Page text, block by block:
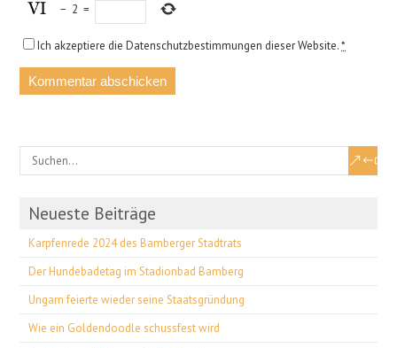
− 2 =
Ich akzeptiere die Datenschutzbestimmungen dieser Website.*
Neueste Beiträge
Karpfenrede 2024 des Bamberger Stadtrats
Der Hundebadetag im Stadionbad Bamberg
Ungarn feierte wieder seine Staatsgründung
Wie ein Goldendoodle schussfest wird